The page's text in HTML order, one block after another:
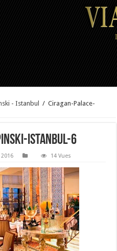
- Istanbul / Ciragan-Palace-
Istanbul-6
14 Vues